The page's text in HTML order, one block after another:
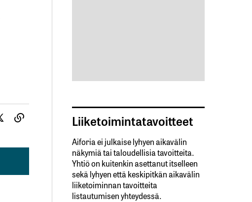
Liiketoimintatavoitteet
Aiforia ei julkaise lyhyen aikavälin
näkymiä tai taloudellisia tavoitteita.
Yhtiö on kuitenkin asettanut itselleen
sekä lyhyen että keskipitkän aikavälin
liiketoiminnan tavoitteita
listautumisen yhteydessä.